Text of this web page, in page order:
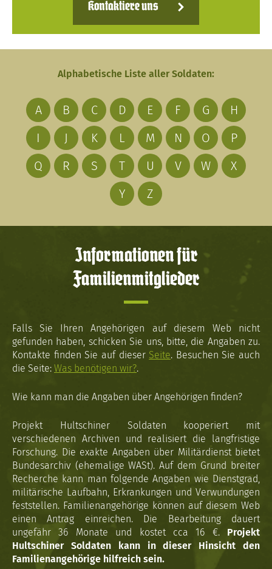
Kontaktiere uns
Alphabetische Liste aller Soldaten:
A B C D E F G
H
I
J K L M N O
P
Q
R S T U V W
X
Y
Z
Informationen für
Familienmitglieder
Falls Sie Ihren Angehörigen auf diesem Web nicht
gefunden haben, schicken Sie uns, bitte, die Angaben zu.
Kontakte finden Sie auf dieser Seite. Besuchen Sie auch
die Seite: Was benötigen wir?.
Wie kann man die Angaben über Angehörigen finden?
Projekt Hultschiner Soldaten kooperiert mit
verschiedenen Archiven und realisiert die langfristige
Forschung. Die exakte Angaben über Militärdienst bietet
Bundesarchiv (ehemalige WASt). Auf dem Grund breiter
Recherche kann man folgende Angaben wie Dienstgrad,
militärische Laufbahn, Erkrankungen und Verwundungen
feststellen. Familienangehörige können auf diesem Web
einen Antrag einreichen. Die Bearbeitung dauert
ungefähr 36 Monate und kostet cca 16 €. Projekt
Hultschiner Soldaten kann in dieser Hinsicht den
Familienangehörige hilfreich sein.